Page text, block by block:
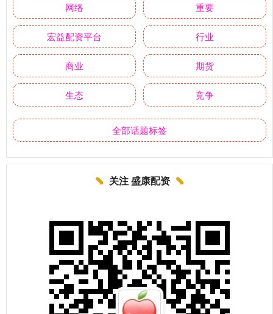
网络 重要
宏益配资平台 行业
商业 期货
生态 竞争
全部话题标签
关注 盛康配资